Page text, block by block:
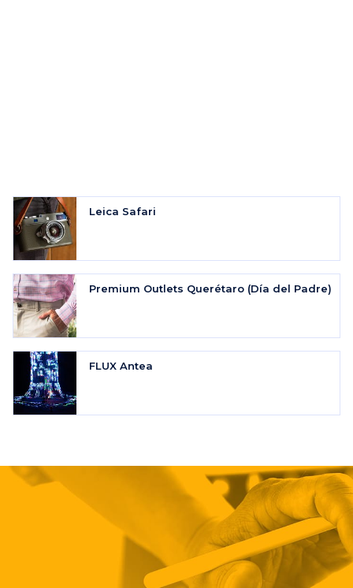
Leica Safari
Premium Outlets Querétaro (Día del Padre)
FLUX Antea